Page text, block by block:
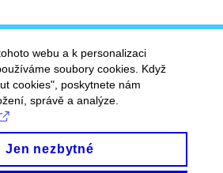
webu a k personalizaci
soubory cookies. Když
cookies", poskytnete nám
správě a analýze.
Jen nezbytné